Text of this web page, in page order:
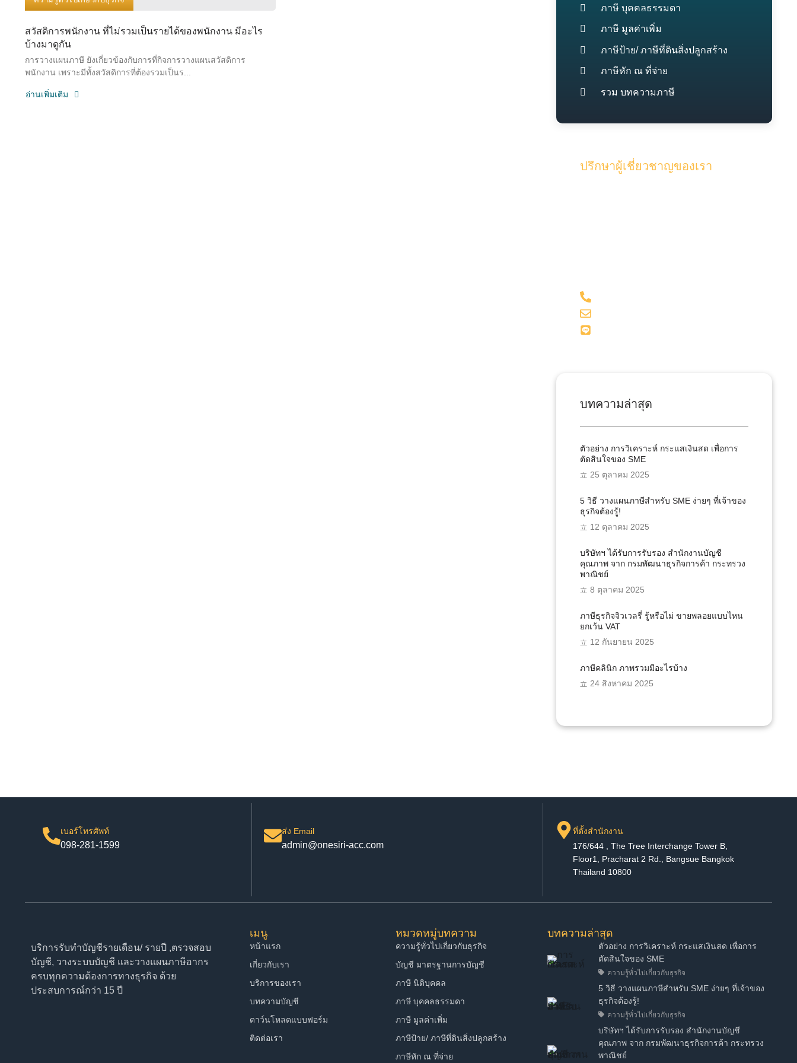
สวัสดิการพนักงาน ที่ไม่รวมเป็นรายได้ของพนักงาน มีอะไร
บ้างมาดูกัน
การวางแผนภาษี ยังเกี่ยวข้องกับการที่กิจการวางแผนสวัสดิการ
พนักงาน เพราะมีทั้งสวัสดิการที่ต้องรวมเป็นร...
อ่านเพิ่มเติม
ภาษี บุคคลธรรมดา
ภาษี มูลค่าเพิ่ม
ภาษีป้าย/ ภาษีที่ดินสิ่งปลูกสร้าง
ภาษีหัก ณ ที่จ่าย
รวม บทความภาษี
ปรึกษาผู้เชี่ยวชาญของเรา
บทความล่าสุด
ตัวอย่าง การวิเคราะห์ กระแสเงินสด เพื่อการ
ตัดสินใจของ SME
25 ตุลาคม 2025
5 วิธี วางแผนภาษีสำหรับ SME ง่ายๆ ที่เจ้าของ
ธุรกิจต้องรู้!
12 ตุลาคม 2025
บริษัทฯ ได้รับการรับรอง สำนักงานบัญชี
คุณภาพ จาก กรมพัฒนาธุรกิจการค้า กระทรวง
พาณิชย์
8 ตุลาคม 2025
ภาษีธุรกิจจิวเวลรี่ รู้หรือไม่ ขายพลอยแบบไหน
ยกเว้น VAT
12 กันยายน 2025
ภาษีคลินิก ภาพรวมมีอะไรบ้าง
24 สิงหาคม 2025
เบอร์โทรศัพท์
098-281-1599
ส่ง Email
admin@onesiri-acc.com
ที่ตั้งสำนักงาน
176/644 , The Tree Interchange Tower B,
Floor1, Pracharat 2 Rd., Bangsue Bangkok
Thailand 10800
บริการรับทำบัญชีรายเดือน/ รายปี ,ตรวจสอบ
บัญชี, วางระบบบัญชี และวางแผนภาษีอากร
ครบทุกความต้องการทางธุรกิจ ด้วย
ประสบการณ์กว่า 15 ปี
เมนู
หน้าแรก
เกี่ยวกับเรา
บริการของเรา
บทความบัญชี
ดาว์นโหลดแบบฟอร์ม
ติดต่อเรา
หมวดหมู่บทความ
ความรู้ทั่วไปเกี่ยวกับธุรกิจ
บัญชี มาตรฐานการบัญชี
ภาษี นิติบุคคล
ภาษี บุคคลธรรมดา
ภาษี มูลค่าเพิ่ม
ภาษีป้าย/ ภาษีที่ดินสิ่งปลูกสร้าง
ภาษีหัก ณ ที่จ่าย
บทความล่าสุด
ตัวอย่าง การวิเคราะห์ กระแสเงินสด เพื่อการ
ตัดสินใจของ SME
ความรู้ทั่วไปเกี่ยวกับธุรกิจ
5 วิธี วางแผนภาษีสำหรับ SME ง่ายๆ ที่เจ้าของ
ธุรกิจต้องรู้!
ความรู้ทั่วไปเกี่ยวกับธุรกิจ
บริษัทฯ ได้รับการรับรอง สำนักงานบัญชี
คุณภาพ จาก กรมพัฒนาธุรกิจการค้า กระทรวง
พาณิชย์